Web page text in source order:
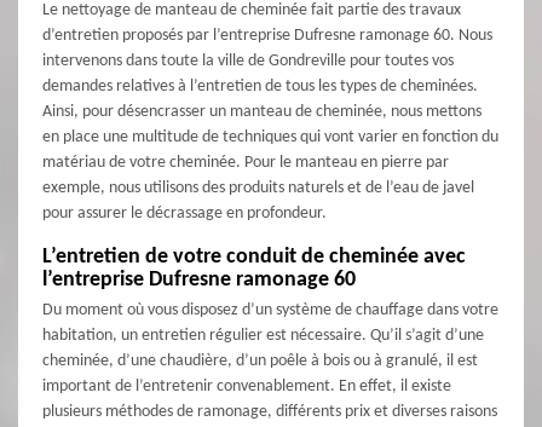
Le nettoyage de manteau de cheminée fait partie des travaux
d’entretien proposés par l’entreprise Dufresne ramonage 60. Nous
intervenons dans toute la ville de Gondreville pour toutes vos
demandes relatives à l’entretien de tous les types de cheminées.
Ainsi, pour désencrasser un manteau de cheminée, nous mettons
en place une multitude de techniques qui vont varier en fonction du
matériau de votre cheminée. Pour le manteau en pierre par
exemple, nous utilisons des produits naturels et de l’eau de javel
pour assurer le décrassage en profondeur.
L’entretien de votre conduit de cheminée avec
l’entreprise Dufresne ramonage 60
Du moment où vous disposez d’un système de chauffage dans votre
habitation, un entretien régulier est nécessaire. Qu’il s’agit d’une
cheminée, d’une chaudière, d’un poêle à bois ou à granulé, il est
important de l’entretenir convenablement. En effet, il existe
plusieurs méthodes de ramonage, différents prix et diverses raisons